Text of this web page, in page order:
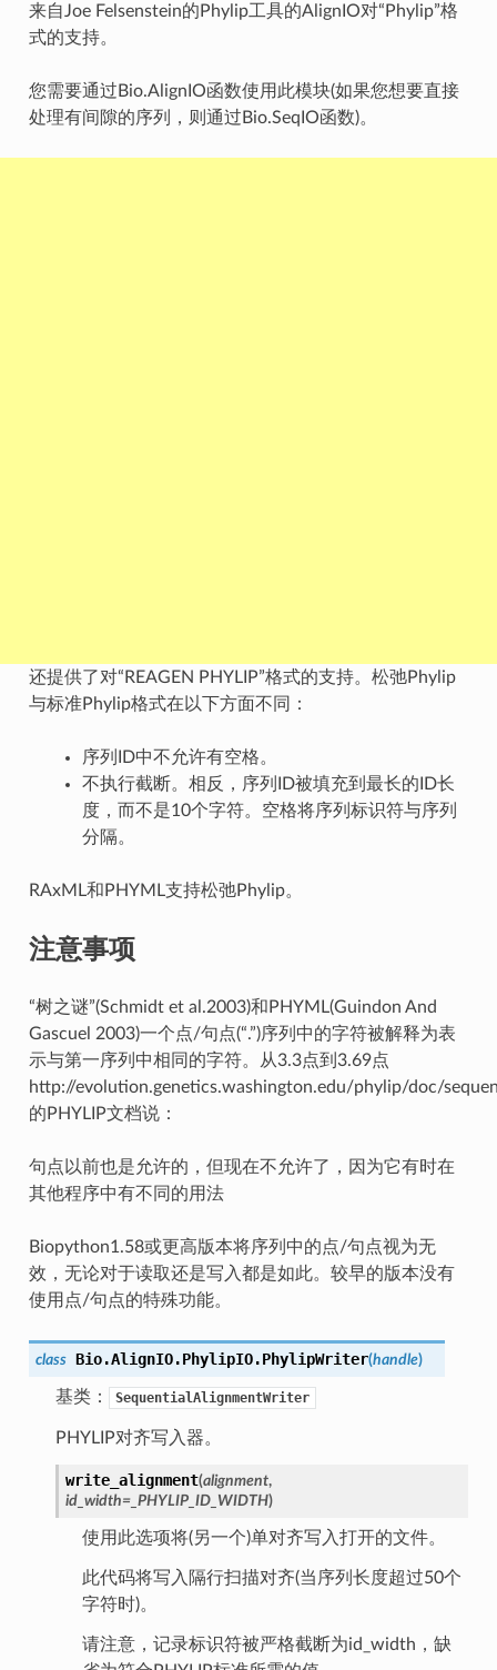
来自Joe Felsenstein的Phylip工具的AlignIO对“Phylip”格
式的支持。
您需要通过Bio.AlignIO函数使用此模块(如果您想要直接
处理有间隙的序列，则通过Bio.SeqIO函数)。
还提供了对“REAGEN PHYLIP”格式的支持。松弛Phylip
与标准Phylip格式在以下方面不同：
序列ID中不允许有空格。
不执行截断。相反，序列ID被填充到最长的ID长
度，而不是10个字符。空格将序列标识符与序列
分隔。
RAxML和PHYML支持松弛Phylip。
注意事项
“树之谜”(Schmidt et al.2003)和PHYML(Guindon And
Gascuel 2003)一个点/句点(“.”)序列中的字符被解释为表
示与第一序列中相同的字符。从3.3点到3.69点
http://evolution.genetics.washington.edu/phylip/doc/
的PHYLIP文档说：
句点以前也是允许的，但现在不允许了，因为它有时在
其他程序中有不同的用法
Biopython1.58或更高版本将序列中的点/句点视为无
效，无论对于读取还是写入都是如此。较早的版本没有
使用点/句点的特殊功能。
class Bio.AlignIO.PhylipIO.PhylipWriter(handle)
基类： SequentialAlignmentWriter
PHYLIP对齐写入器。
write_alignment(alignment,
id_width=_PHYLIP_ID_WIDTH)
使用此选项将(另一个)单对齐写入打开的文件。
此代码将写入隔行扫描对齐(当序列长度超过50个
字符时)。
请注意，记录标识符被严格截断为id_width，缺